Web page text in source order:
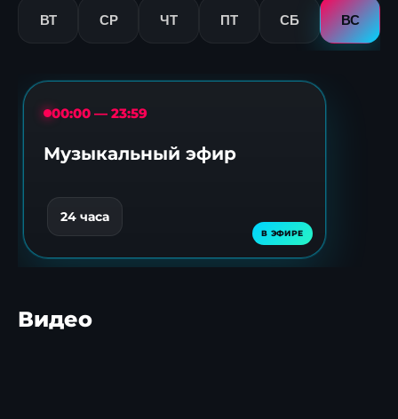
ВТ СР ЧТ ПТ СБ ВС
00:00 — 23:59
Музыкальный эфир
24 часа
Видео
Более 150